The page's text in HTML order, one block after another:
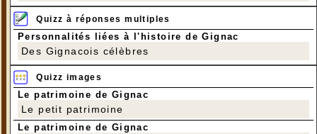
Quizz à réponses multiples
Personnalités liées à l'histoire de Gignac
Des Gignacois célèbres
Quizz images
Le patrimoine de Gignac
Le petit patrimoine
Le patrimoine de Gignac